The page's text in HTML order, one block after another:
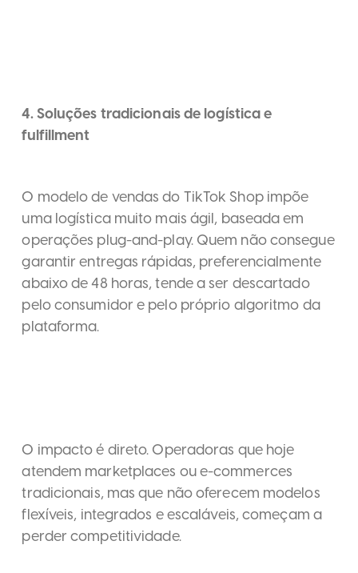
4. Soluções tradicionais de logística e
fulfillment
O modelo de vendas do TikTok Shop impõe
uma logística muito mais ágil, baseada em
operações plug-and-play. Quem não consegue
garantir entregas rápidas, preferencialmente
abaixo de 48 horas, tende a ser descartado
pelo consumidor e pelo próprio algoritmo da
plataforma.
O impacto é direto. Operadoras que hoje
atendem marketplaces ou e-commerces
tradicionais, mas que não oferecem modelos
flexíveis, integrados e escaláveis, começam a
perder competitividade.